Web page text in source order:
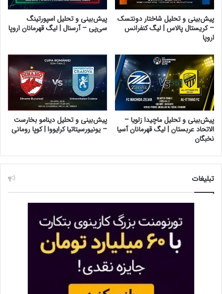
پیش‌بینی و تحلیل شاختار دونتسک
– کریستال پالاس | لیگ کنفرانس
اروپا
پیش‌بینی و تحلیل اسپورتینگ
سی‌پی – آرسنال | لیگ قهرمانان اروپا
پیش‌بینی و تحلیل ماچیدا زلویا –
الاتحاد عربستان | لیگ قهرمانان آسیا
نخبگان
پیش‌بینی و تحلیل دینامو بخارست
– یونیورسیتاتیا کرایووا | کوپا رومانی
تبلیغات